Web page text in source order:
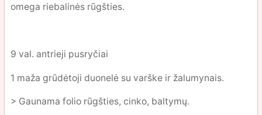
omega riebalinės rūgšties.
9 val. antrieji pusryčiai
1 maža grūdėtoji duonelė su varške ir žalumynais.
> Gaunama folio rūgšties, cinko, baltymų.